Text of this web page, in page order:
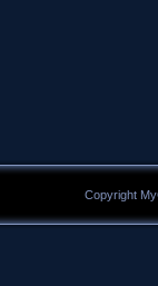
Copyright